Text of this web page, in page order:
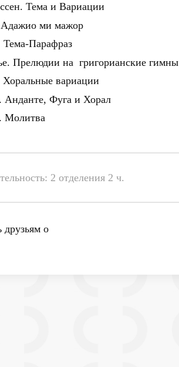
Тема и Вариации
ми мажор
Тема-Парафраз
Прелюдии на григорианские гимны
Хоральные вариации
Анданте, Фуга и Хорал
Молитва
2 отделения 2 ч.
друзьям о